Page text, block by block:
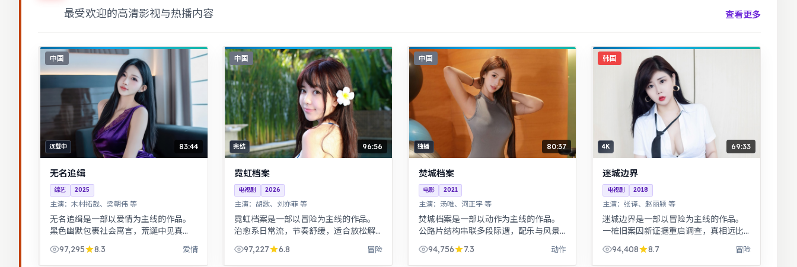
最受欢迎的高清影视与热播内容 查看更多
中国
连载中 83:44
无名追缉
综艺 2025
主演： 木村拓哉、梁朝伟 等
无名追缉是一部以爱情为主线的作品。
黑色幽默包裹社会寓言，荒诞中见真
实。热血与幽默并存，友情与信念贯穿
始终，适合全家观看。
97,295 8.3 爱情
中国
完结 96:56
霓虹档案
电视剧 2026
主演： 胡歌、刘亦菲 等
霓虹档案是一部以冒险为主线的作品。
治愈系日常流，节奏舒缓，适合放松解
压观看。历史背景下的小人物命运，细
节考究，叙事沉稳。
97,227 6.8 冒险
中国
独播 80:37
焚城档案
电影 2021
主演： 汤唯、河正宇 等
焚城档案是一部以动作为主线的作品。
公路片结构串联多段际遇，配乐与风景
共同构成情绪主线。热血与幽默并存，
友情与信念贯穿始终，适合全家观看。
94,756 7.3 动作
韩国
4K 69:33
迷城边界
电视剧 2018
主演：张译、赵丽颖 等
迷城边界是一部以冒险为主线的作品。
一桩旧案因新证据重启调查，真相远比
表面更加残酷。黑色幽默包裹社会寓
言，荒诞中见真实。
94,408 8.7 冒险